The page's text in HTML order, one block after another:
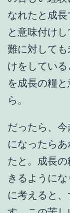
なれたと成
と意味付け
難に対して
けをしてい
を成長の糧
ら。
だったら、
になったら
たと。成長
きるように
に考えると